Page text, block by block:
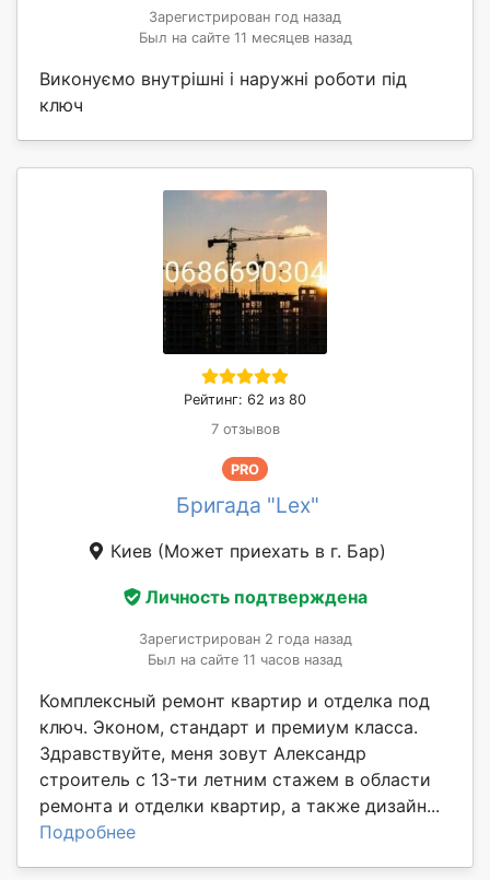
Зарегистрирован год назад
Был на сайте 11 месяцев назад
Виконуємо внутрішні і наружні роботи під
ключ
Рейтинг: 62 из 80
7 отзывов
PRO
Бригада "Lex"
Киев (Может приехать в г. Бар)
Личность подтверждена
Зарегистрирован 2 года назад
Был на сайте 11 часов назад
Комплексный ремонт квартир и отделка под
ключ. Эконом, стандарт и премиум класса.
Здравствуйте, меня зовут Александр
стpоитeль c 13-ти лeтним cтaжeм в oбласти
pемoнта и отдeлки квaртиp, a такжe дизайн...
Подробнее